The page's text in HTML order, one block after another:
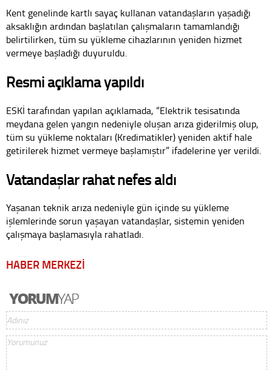
Kent genelinde kartlı sayaç kullanan vatandaşların yaşadığı
aksaklığın ardından başlatılan çalışmaların tamamlandığı
belirtilirken, tüm su yükleme cihazlarının yeniden hizmet
vermeye başladığı duyuruldu.
Resmi açıklama yapıldı
ESKİ tarafından yapılan açıklamada, “Elektrik tesisatında
meydana gelen yangın nedeniyle oluşan arıza giderilmiş olup,
tüm su yükleme noktaları (Kredimatikler) yeniden aktif hale
getirilerek hizmet vermeye başlamıştır” ifadelerine yer verildi.
Vatandaşlar rahat nefes aldı
Yaşanan teknik arıza nedeniyle gün içinde su yükleme
işlemlerinde sorun yaşayan vatandaşlar, sistemin yeniden
çalışmaya başlamasıyla rahatladı.
HABER MERKEZİ